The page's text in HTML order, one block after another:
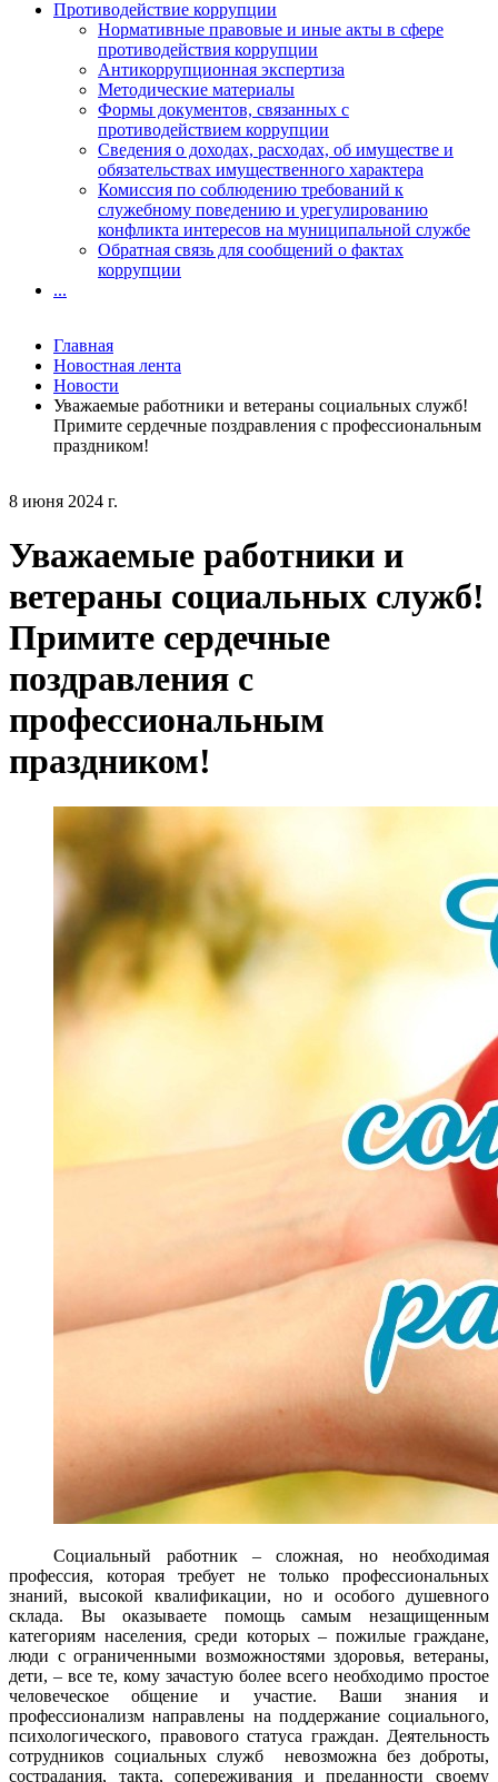
8 июня 2024 г.
Уважаемые работники и
ветераны социальных служб!
Примите сердечные
поздравления с
профессиональным
праздником!
Социальный работник – сложная, но необходимая
профессия, которая требует не только профессиональных
знаний, высокой квалификации, но и особого душевного
склада. Вы оказываете помощь самым незащищенным
категориям населения, среди которых – пожилые граждане,
люди с ограниченными возможностями здоровья, ветераны,
дети, – все те, кому зачастую более всего необходимо простое
человеческое общение и участие. Ваши знания и
профессионализм направлены на поддержание социального,
психологического, правового статуса граждан. Деятельность
сотрудников социальных служб невозможна без доброты,
сострадания, такта, сопереживания и преданности своему
Противодействие коррупции
Нормативные правовые и иные акты в сфере
противодействия коррупции
Антикоррупционная экспертиза
Методические материалы
Формы документов, связанных с
противодействием коррупции
Сведения о доходах, расходах, об имуществе и
обязательствах имущественного характера
Комиссия по соблюдению требований к
служебному поведению и урегулированию
конфликта интересов на муниципальной службе
Обратная связь для сообщений о фактах
коррупции
...
Главная
Новостная лента
Новости
Уважаемые работники и ветераны социальных служб!
Примите сердечные поздравления с профессиональным
праздником!